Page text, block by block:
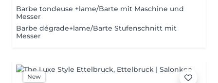
Barbe tondeuse +lame/Barte mit Maschine und
Messer
Barbe dégrade+lame/Barte Stufenschnitt mit
Messer
New